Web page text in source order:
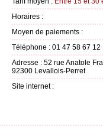
Horaires :
Moyen de paiements :
Téléphone : 01 47 58 67 12
Adresse : 52 rue Anatole
92300 Levallois-Perret
Site internet :